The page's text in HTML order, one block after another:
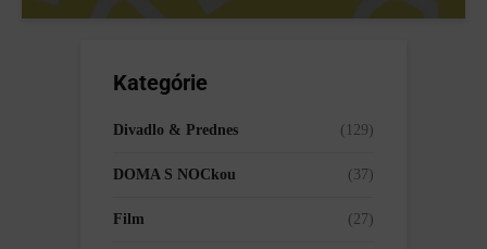
Kategórie
Divadlo & Prednes (129)
DOMA S NOCkou (37)
Film (27)